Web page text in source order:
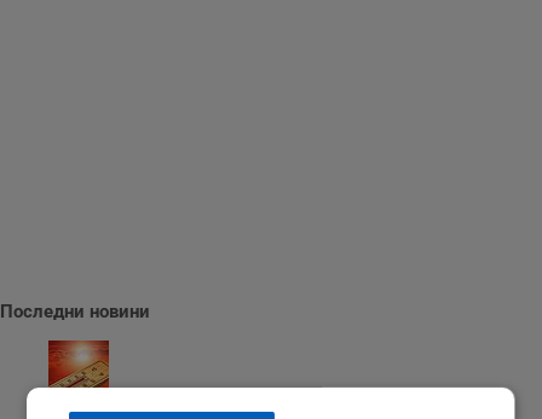
Последни новини